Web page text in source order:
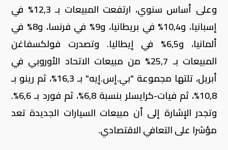
وعلى أساس سنوي، ارتفعت المبيعات بـ 12,3% في
إسبانيا، و10,4% في بريطانيا، و9% في فرنسا، و8% في
ألمانيا، و6,5% في إيطاليا. وتصدرت فولكسفاغن
المبيعات بـ 25,7% من مبيعات الاتحاد الأوروبي في
أبريل، تلتها مجموعة "بي.إس.إيه" بـ 16,3%، ثم رينو بـ
10,8%، ثم فيات-كرايسلر بنسبة 6,8%، ثم فورد بـ 6,6%.
وتجدر الإشارة إلى أن مبيعات السيارات الجديدة تعد
مؤشرا على التعافي الاقتصادي.